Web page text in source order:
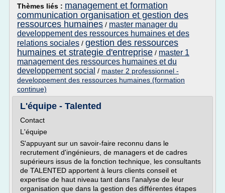
Thèmes liés : management et formation
communication organisation et gestion des
ressources humaines / master manager du
developpement des ressources humaines et des
relations sociales / gestion des ressources
humaines et strategie d'entreprise / master 1
management des ressources humaines et du
developpement social / master 2 professionnel -
developpement des ressources humaines (formation
continue)
L'équipe - Talented
Contact
L'équipe
S'appuyant sur un savoir-faire reconnu dans le
recrutement d'ingénieurs, de managers et de cadres
supérieurs issus de la fonction technique, les consultants
de TALENTED apportent à leurs clients conseil et
expertise de haut niveau tant dans l'analyse de leur
organisation que dans la gestion des différentes étapes